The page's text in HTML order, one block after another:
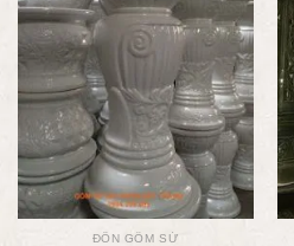
ĐÔN GỐM SỨ